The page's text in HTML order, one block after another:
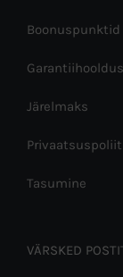
Boonuspunktid
Garantiihooldus
Järelmaks
Tasumine
VÄRSKED